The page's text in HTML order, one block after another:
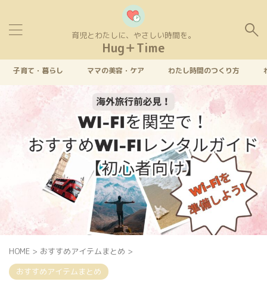
育児とわたしに、やさしい時間を。
Hug＋Time
子育て・暮らし ママの美容・ケア わたし時間のつくり方
HOME > おすすめアイテムまとめ >
おすすめアイテムまとめ